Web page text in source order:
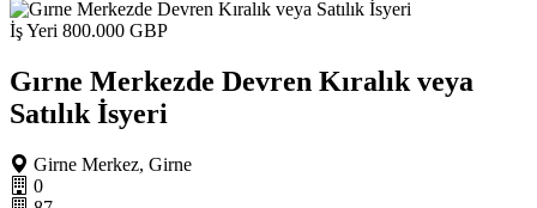
İş Yeri 800.000 GBP
Gırne Merkezde Devren Kıralık veya
Satılık İsyeri
Girne Merkez, Girne
0